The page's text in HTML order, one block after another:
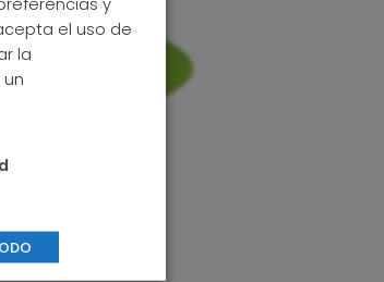
at this location.
el uso de
la